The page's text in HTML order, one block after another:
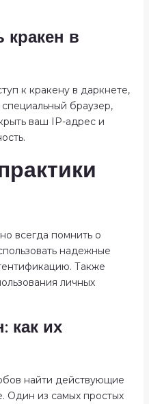
кракен в
к кракену в даркнете,
браузер,
ваш IP-адрес и
всегда помнить о
надежные
Также
личных
как их
найти действующие
Один из самых простых